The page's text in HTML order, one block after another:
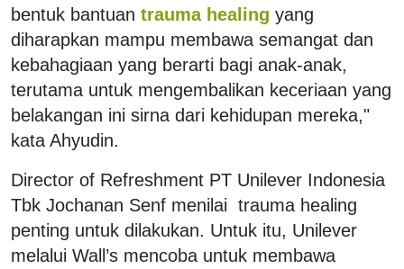
bentuk bantuan trauma healing yang
diharapkan mampu membawa semangat dan
kebahagiaan yang berarti bagi anak-anak,
terutama untuk mengembalikan keceriaan yang
belakangan ini sirna dari kehidupan mereka,"
kata Ahyudin.
Director of Refreshment PT Unilever Indonesia
Tbk Jochanan Senf menilai trauma healing
penting untuk dilakukan. Untuk itu, Unilever
melalui Wall’s mencoba untuk membawa